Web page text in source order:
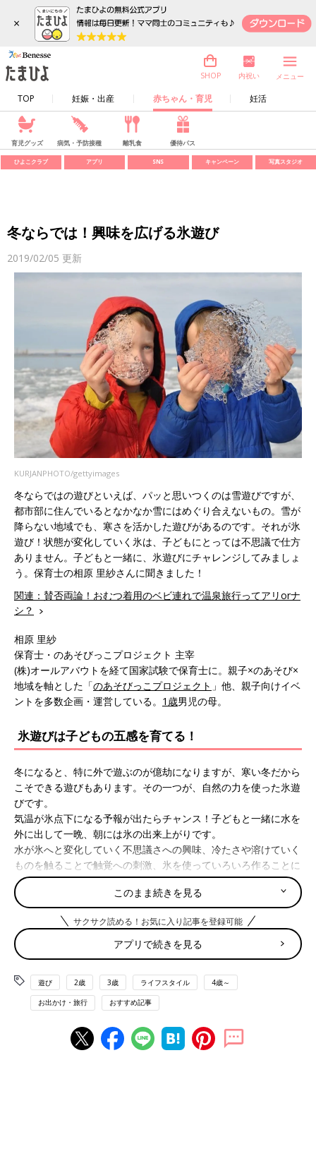
×
TOP 妊娠・出産 赤ちゃん・育児 妊活
SHOP 内祝い メニュー
育児グッズ 病気・予防接種 離乳食 優待パス
ひよこクラブ アプリ SNS キャンペーン 写真スタジオ
冬ならでは！興味を広げる氷遊び
2019/02/05 更新
KURJANPHOTO/gettyimages
冬ならではの遊びといえば、パッと思いつくのは雪遊びですが、
都市部に住んでいるとなかなか雪にはめぐり合えないもの。雪が
降らない地域でも、寒さを活かした遊びがあるのです。それが氷
遊び！状態が変化していく氷は、子どもにとっては不思議で仕方
ありません。子どもと一緒に、氷遊びにチャレンジしてみましょ
う。保育士の相原 里紗さんに聞きました！
関連：賛否両論！おむつ着用のベビ連れで温泉旅行ってアリorナ
シ？
相原 里紗
保育士・のあそびっこプロジェクト 主宰
(株)オールアバウトを経て国家試験で保育士に。親子×のあそび×
地域を軸とした「のあそびっこプロジェクト 」他、親子向けイベ
ントを多数企画・運営している。 1歳男児の母。
氷遊びは子どもの五感を育てる！
冬になると、特に外で遊ぶのが億劫になりますが、寒い冬だから
こそできる遊びもあります。その一つが、自然の力を使った氷遊
びです。
気温が氷点下になる予報が出たらチャンス！子どもと一緒に水を
外に出して一晩、朝には氷の出来上がりです。
水が氷へと変化していく不思議さへの興味、冷たさや溶けていく
ものを触ることで触覚への刺激、氷を使っていろいろ作ることに
よる創造力、「冷たい！」「凍りそう！」といった状態を表す言
葉の使用など、氷遊びの中には五感をフルに使って、遊びから学
ぶ要素がたくさん。
氷を使っていろんな遊びを楽しんでみましょう！
いろんな氷を作ってみよう！
一口に氷と言っても、形や、中に入れるものでいろんなバリエー
ションを作ることができます！用途や興味に合わせていろんな氷
を作ってみましょう！
このまま続きを見る
サクサク読める！お気に入り記事を登録可能
アプリで続きを見る
遊び 2歳 3歳 ライフスタイル 4歳～
お出かけ・旅行 おすすめ記事